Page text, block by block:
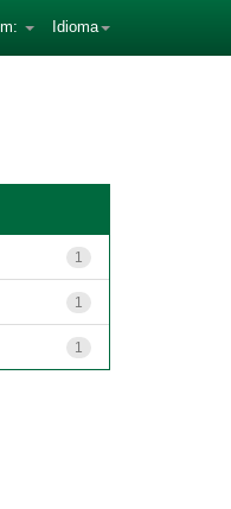
Idioma
1
1
1